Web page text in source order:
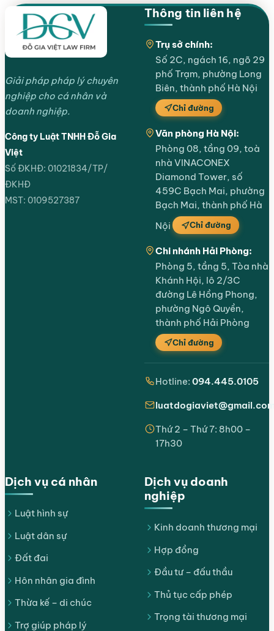
Giải pháp pháp lý chuyên
nghiệp cho cá nhân và
doanh nghiệp.
Công ty Luật TNHH Đỗ Gia
Việt
Số ĐKHĐ: 01021834/TP/
ĐKHĐ
MST: 0109527387
Dịch vụ cá nhân
Luật hình sự
Luật dân sự
Đất đai
Hôn nhân gia đình
Thừa kế – di chúc
Trợ giúp pháp lý
Dịch vụ doanh
nghiệp
Kinh doanh thương mại
Hợp đồng
Đầu tư – đấu thầu
Thủ tục cấp phép
Trọng tài thương mại
Thông tin liên hệ
Trụ sở chính:
Số 2C, ngách 16, ngõ 29
phố Trạm, phường Long
Biên, thành phố Hà Nội
Chỉ đường
Văn phòng Hà Nội:
Phòng 08, tầng 09, toà
nhà VINACONEX
Diamond Tower, số
459C Bạch Mai, phường
Bạch Mai, thành phố Hà
Nội
Chỉ đường
Chi nhánh Hải Phòng:
Phòng 5, tầng 5, Tòa nhà
Khánh Hội, lô 2/3C
đường Lê Hồng Phong,
phường Ngô Quyền,
thành phố Hải Phòng
Chỉ đường
Hotline: 094.445.0105
Thứ 2 – Thứ 7: 8h00 –
17h30